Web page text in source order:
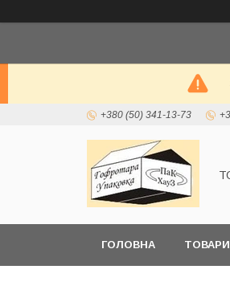
+380 (50) 341-13-73
ГОЛОВНА